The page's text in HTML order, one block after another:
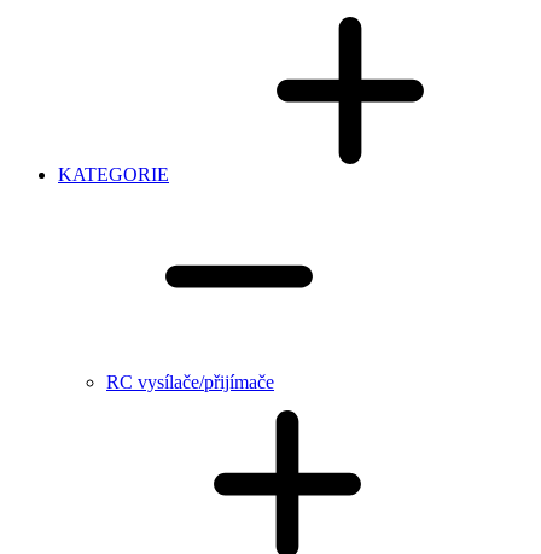
KATEGORIE
RC vysílače/přijímače